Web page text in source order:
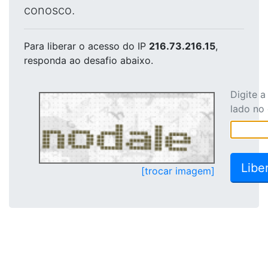
conosco.
Para liberar o acesso do IP 216.73.216.15,
responda ao desafio abaixo.
[trocar imagem]
Digite
lado no